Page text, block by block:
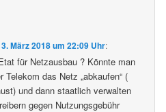
März 2018 um 22:09 Uhr:
für Netzausbau ? Könnte man
Telekom das Netz „abkaufen“ (
und dann staatlich verwalten
gegen Nutzungsgebühr